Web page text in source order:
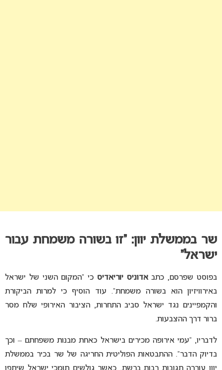
שר בממשלת יוון: “זו בשורה משמחת עבור
ישראל”
בפוסט שפרסם, כתבאדוניס יוריאדיס כי “המקום השני של ישראל
באירוויזיון הוא בשורה משמחת”. עוד הוסיף כי למרות הביקורת
והקמפיינים נגד ישראל סביב התחרות, הציבור האירופי שלח מסר
ברור דרך ההצבעות.
לדבריו, “עמי אירופה מכירים בישראל כאחת מבנות משפחתם – וכך
בדיוק הדבר”. ההתבטאות הפוליטית החריגה של שר בכיר בממשלת